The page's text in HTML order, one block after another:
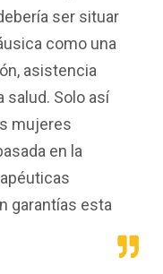
ser situar
como una
asistencia
salud. Solo así
mujeres
en la
garantías esta